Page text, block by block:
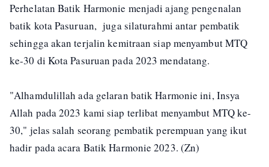
Perhelatan Batik Harmonie menjadi ajang pengenalan
batik kota Pasuruan, juga silaturahmi antar pembatik
sehingga akan terjalin kemitraan siap menyambut MTQ
ke-30 di Kota Pasuruan pada 2023 mendatang.
"Alhamdulillah ada gelaran batik Harmonie ini, Insya
Allah pada 2023 kami siap terlibat menyambut MTQ ke-
30," jelas salah seorang pembatik perempuan yang ikut
hadir pada acara Batik Harmonie 2023. (Zn)